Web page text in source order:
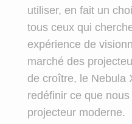
utiliser, en fait un
tous ceux qui
expérience de
marché des
de croître, le Nebula
redéfinir ce que nous
projecteur moderne.